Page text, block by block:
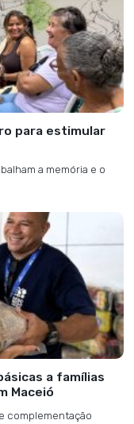
para estimular
a memória e o
a famílias
Maceió
complementação